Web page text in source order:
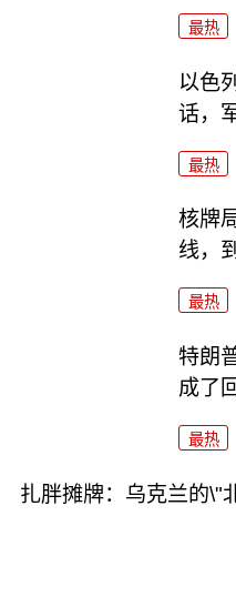
最热
以色
话，
最热
核牌
线，
最热
特朗
成了
最热
扎胖摊牌：乌克兰的\"